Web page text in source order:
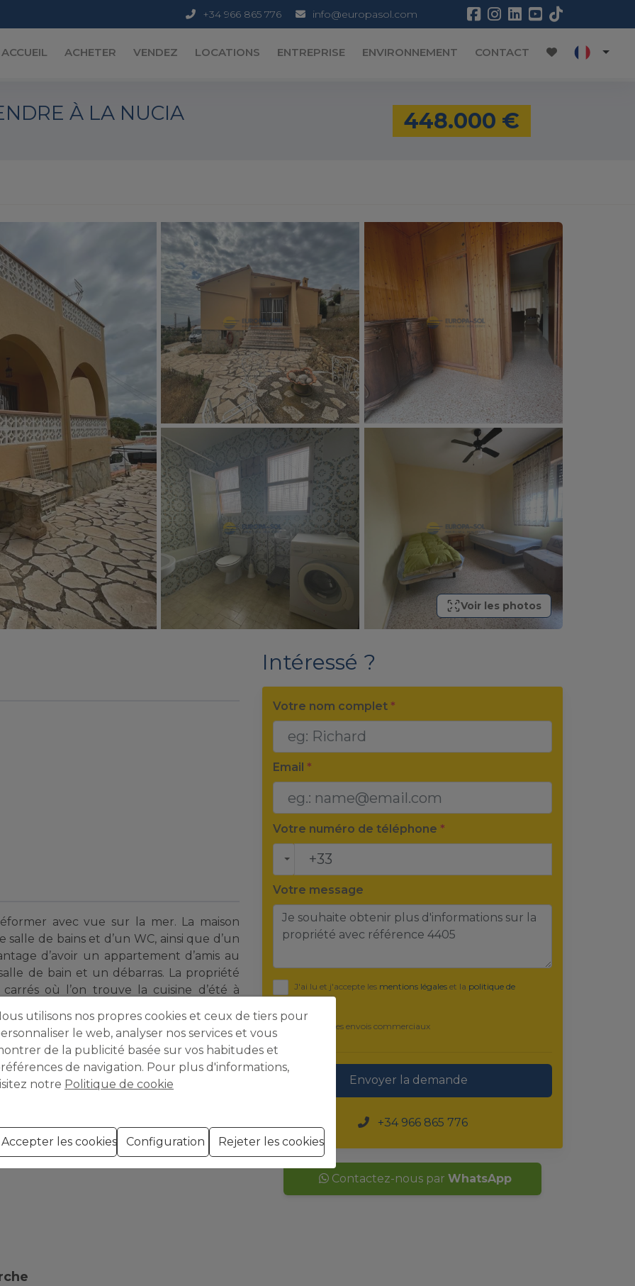
+34 966 865 776 info@europasol.com
ACCUEIL ACHETER VENDEZ LOCATIONS ENTREPRISE ENVIRONNEMENT CONTACT
À LA NUCIA 448.000 €
Voir les photos
avec vue sur la mer. La maison
de bains et d’un WC, ainsi que d’un
d’avoir un appartement d’amis au
de bain et un débarras. La propriété
où l’on trouve la cuisine d’été à
sujettes à des erreurs et ne font partie d'aucun contrat. L'offre
retirée sans préavis. Le prix ne comprend pas les frais d'achat.
Intéressé ?
Votre nom complet *
Email *
Votre numéro de téléphone *
Votre message
J'ai lu et j'accepte les mentions légales et la politique de
J'accepte les envois commerciaux
Envoyer la demande
+34 966 865 776
Contactez-nous par WhatsApp
utilisons nos propres cookies et ceux de tiers pour
le web, analyser nos services et vous
de la publicité basée sur vos habitudes et
de navigation. Pour plus d'informations,
notre Politique de cookie
Accepter les cookies Configuration Rejeter les cookies